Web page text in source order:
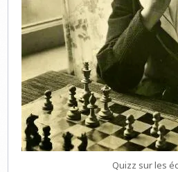
Quizz sur les